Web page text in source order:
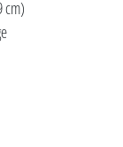
cm)